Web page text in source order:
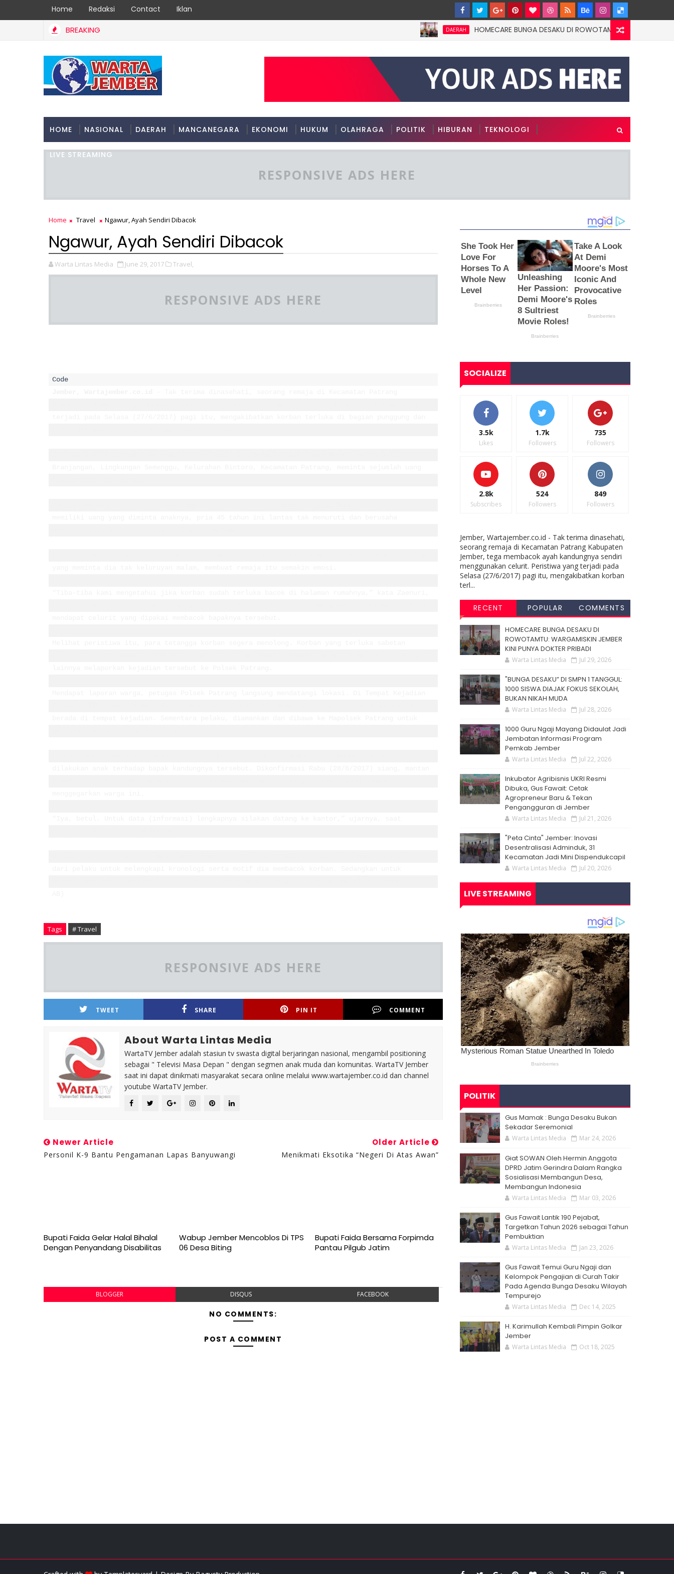
Home Redaksi Contact Iklan
BREAKING DAERAH HOMECARE BUNGA DESAKU DI ROWOTAMTU: WARGAMISKIN
HOME NASIONAL DAERAH MANCANEGARA EKONOMI HUKUM OLAHRAGA POLITIK HIBURAN TEKNOLOGI
LIVE STREAMING
RESPONSIVE ADS HERE
Home Travel Ngawur, Ayah Sendiri Dibacok
Ngawur, Ayah Sendiri Dibacok
Warta Lintas Media June 29, 2017 Travel,
RESPONSIVE ADS HERE
Tags # Travel
RESPONSIVE ADS HERE
TWEET SHARE PIN IT COMMENT
About Warta Lintas Media
WartaTV Jember adalah stasiun tv swasta digital berjaringan nasional, mengambil positioning
sebagai " Televisi Masa Depan " dengan segmen anak muda dan komunitas. WartaTV Jember
saat ini dapat dinikmati masyarakat secara online melalui www.wartajember.co.id dan channel
youtube WartaTV Jember.
Newer Article
Personil K-9 Bantu Pengamanan Lapas Banyuwangi
Older Article
Menikmati Eksotika “Negeri Di Atas Awan”
Bupati Faida Gelar Halal Bihalal
Dengan Penyandang Disabilitas
Wabup Jember Mencoblos Di TPS
06 Desa Biting
Bupati Faida Bersama Forpimda
Pantau Pilgub Jatim
BLOGGER DISQUS FACEBOOK
NO COMMENTS:
POST A COMMENT
SOCIALIZE
3.5k
Likes
1.7k
Followers
735
Followers
2.8k
Subscribes
524
Followers
849
Followers
Jember, Wartajember.co.id - Tak terima dinasehati,
seorang remaja di Kecamatan Patrang Kabupaten
Jember, tega membacok ayah kandungnya sendiri
menggunakan celurit. Peristiwa yang terjadi pada
Selasa (27/6/2017) pagi itu, mengakibatkan korban
terl...
RECENT POPULAR COMMENTS
HOMECARE BUNGA DESAKU DI
ROWOTAMTU: WARGAMISKIN JEMBER
KINI PUNYA DOKTER PRIBADI
Warta Lintas Media Jul 29, 2026
"BUNGA DESAKU” DI SMPN 1 TANGGUL:
1000 SISWA DIAJAK FOKUS SEKOLAH,
BUKAN NIKAH MUDA
Warta Lintas Media Jul 28, 2026
1000 Guru Ngaji Mayang Didaulat Jadi
Jembatan Informasi Program
Pemkab Jember
Warta Lintas Media Jul 22, 2026
Inkubator Agribisnis UKRI Resmi
Dibuka, Gus Fawait: Cetak
Agropreneur Baru & Tekan
Pengangguran di Jember
Warta Lintas Media Jul 21, 2026
"Peta Cinta" Jember: Inovasi
Desentralisasi Adminduk, 31
Kecamatan Jadi Mini Dispendukcapil
Warta Lintas Media Jul 20, 2026
LIVE STREAMING
POLITIK
Gus Mamak : Bunga Desaku Bukan
Sekadar Seremonial
Warta Lintas Media Mar 24, 2026
Giat SOWAN Oleh Hermin Anggota
DPRD Jatim Gerindra Dalam Rangka
Sosialisasi Membangun Desa,
Membangun Indonesia
Warta Lintas Media Mar 03, 2026
Gus Fawait Lantik 190 Pejabat,
Targetkan Tahun 2026 sebagai Tahun
Pembuktian
Warta Lintas Media Jan 23, 2026
Gus Fawait Temui Guru Ngaji dan
Kelompok Pengajian di Curah Takir
Pada Agenda Bunga Desaku Wilayah
Tempurejo
Warta Lintas Media Dec 14, 2025
H. Karimullah Kembali Pimpin Golkar
Jember
Warta Lintas Media Oct 18, 2025